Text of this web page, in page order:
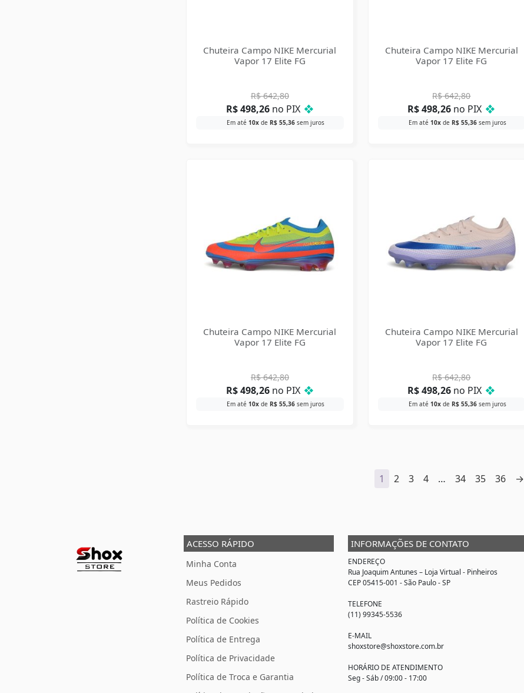
Chuteira Campo NIKE Mercurial
Vapor 17 Elite FG
R$642,80
R$498,26no PIX ❖
Em até10x de R$ 55,36 sem juros
Chuteira Campo NIKE Mercurial
Vapor 17 Elite FG
R$642,80
R$498,26 no PIX ❖
Em até 10xde R$55,36sem juros
Chuteira Campo NIKE Mercurial
Vapor 17 Elite FG
R$642,80
R$498,26no PIX ❖
Em até10x de R$ 55,36 sem juros
Chuteira Campo NIKE Mercurial
Vapor 17 Elite FG
R$642,80
R$498,26 no PIX ❖
Em até 10xde R$55,36sem juros
1 2 3 4 … 34 35 36 →
ACESSO RÁPIDO
Minha Conta
Meus Pedidos
Rastreio Rápido
Política de Cookies
Política de Entrega
Política de Privacidade
Política de Troca e Garantia
INFORMAÇÕES DE CONTATO
ENDEREÇO
Rua Joaquim Antunes – Loja Virtual - Pinheiros
CEP 05415-001 - São Paulo - SP
TELEFONE
(11) 99345-5536
E-MAIL
shoxstore@shoxstore.com.br
HORÁRIO DE ATENDIMENTO
Seg - Sáb / 09:00 - 17:00